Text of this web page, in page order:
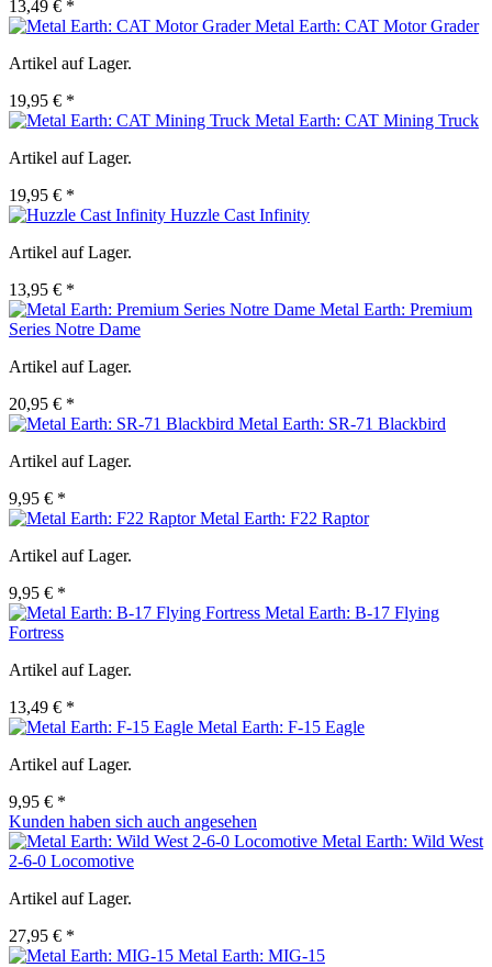
13,49 € *
Metal Earth: CAT Motor Grader
Artikel auf Lager.
19,95 € *
Metal Earth: CAT Mining Truck
Artikel auf Lager.
19,95 € *
Huzzle Cast Infinity
Artikel auf Lager.
13,95 € *
Metal Earth: Premium
Series Notre Dame
Artikel auf Lager.
20,95 € *
Metal Earth: SR-71 Blackbird
Artikel auf Lager.
9,95 € *
Metal Earth: F22 Raptor
Artikel auf Lager.
9,95 € *
Metal Earth: B-17 Flying
Fortress
Artikel auf Lager.
13,49 € *
Metal Earth: F-15 Eagle
Artikel auf Lager.
9,95 € *
Kunden haben sich auch angesehen
Metal Earth: Wild West
2-6-0 Locomotive
Artikel auf Lager.
27,95 € *
Metal Earth: MIG-15